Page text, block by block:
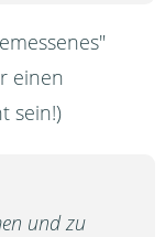
einen
sein!)
und zu